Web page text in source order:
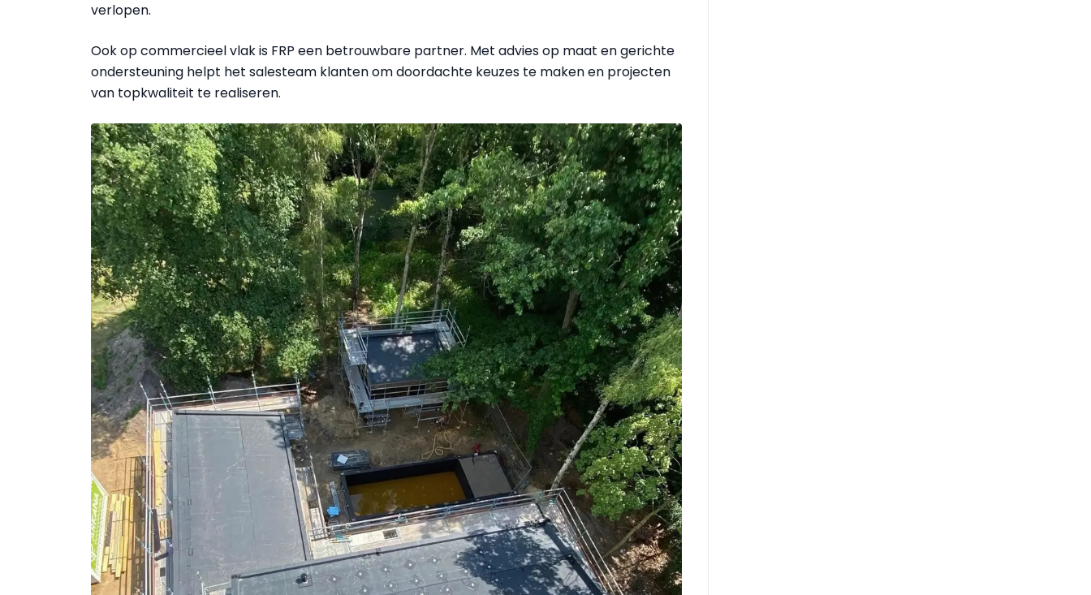
verlopen.
Ook op commercieel vlak is FRP een betrouwbare partner. Met advies op maat en gerichte
ondersteuning helpt het sales­team klanten om doordachte keuzes te maken en projecten
van topkwaliteit te realiseren.